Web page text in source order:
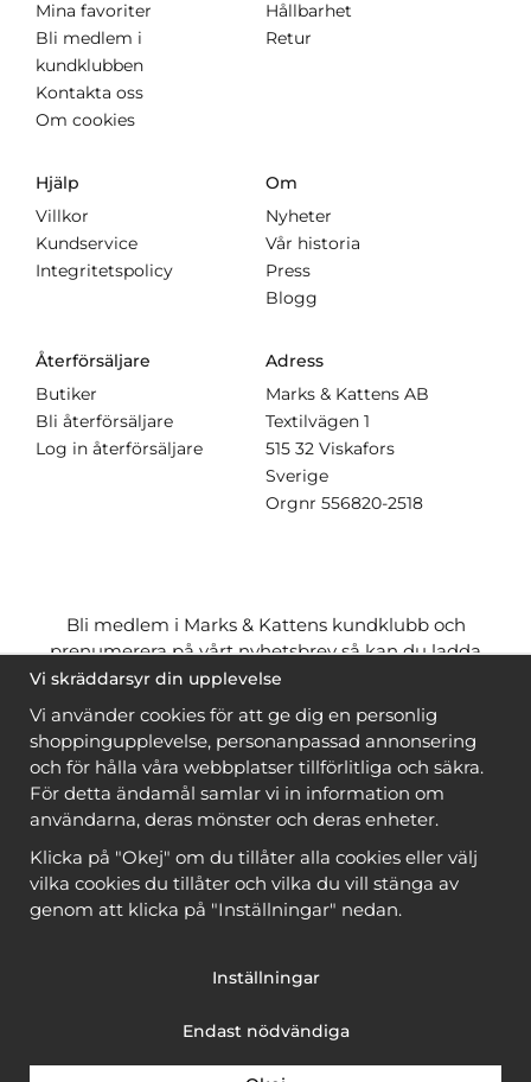
Mina favoriter
Bli medlem i
kundklubben
Kontakta oss
Om cookies
Hållbarhet
Retur
Hjälp
Villkor
Kundservice
Integritetspolicy
Om
Nyheter
Vår historia
Press
Blogg
Återförsäljare
Butiker
Bli återförsäljare
Log in återförsäljare
Adress
Marks & Kattens AB
Textilvägen 1
515 32 Viskafors
Sverige
Orgnr 556820-2518
Bli medlem i Marks & Kattens kundklubb och
prenumerera på vårt nyhetsbrev så kan du ladda
ner många mönstergratisoch få många
när du handlar garn till mönstret. Du ser vilka som
är
gratis när du är inloggad
Bli medlem
Copyright © 2026, Marks & Kattens AB
Vi skräddarsyr din upplevelse
Vi använder cookies för att ge dig en personlig
shoppingupplevelse, personanpassad annonsering
och för hålla våra webbplatser tillförlitliga och säkra.
För detta ändamål samlar vi in information om
användarna, deras mönster och deras enheter.
Klicka på "Okej" om du tillåter alla cookies eller välj
vilka cookies du tillåter och vilka du vill stänga av
genom att klicka på "Inställningar" nedan.
Inställningar
Endast nödvändiga